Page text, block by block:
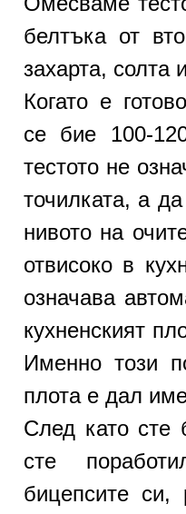
белтъка от
захарта, солта
Когато е
се бие 100-
тестото не
точилката, а
нивото на
отвисоко в
означава
кухненският
Именно този
плота е дал
След като сте
сте
бицепсите си,